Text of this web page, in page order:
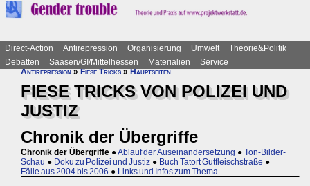
Direct-Action Antirepression Organisierung Umwelt
Theorie&Politik
Debatten
Saasen/GI/Mittelhessen Materialien
Service
Antirepression»Fiese Tricks»Hauptseiten
FIESE TRICKS VON POLIZEI UND
JUSTIZ
Chronik der Übergriffe
Chronik der Übergriffe ●Ablauf der Auseinandersetzung ● Ton-Bilder-
Schau ● Doku zu Polizei und Justiz ● Buch Tatort Gutfleischstraße ●
Fälle aus 2004 bis 2006 ● Links und Infos zum Thema